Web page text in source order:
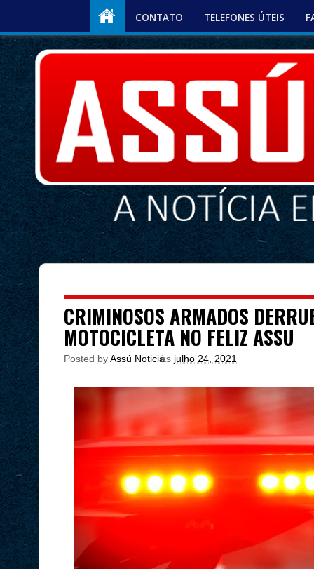
CONTATO TELEFONES ÚTEIS
CRIMINOSOS ARMADOS
MOTOCICLETA NO FELIZ ASSU
Posted byAssú Noticia
às julho 24, 2021